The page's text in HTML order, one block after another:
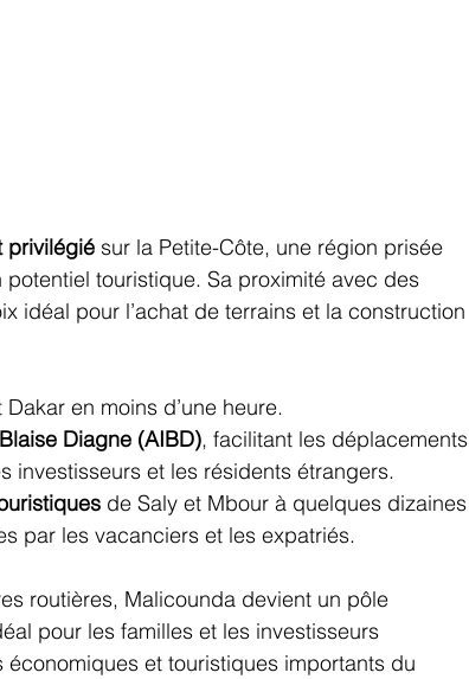
privilégié sur la Petite-Côte, une région prisée
touristique. Sa proximité avec des
idéal pour l’achat de terrains et la construction
Dakar en moins d’une heure.
Diagne (AIBD), facilitant les déplacements
investisseurs et les résidents étrangers.
de Saly et Mbour à quelques dizaines
par les vacanciers et les expatriés.
routières, Malicounda devient un pôle
pour les familles et les investisseurs
et touristiques importants du